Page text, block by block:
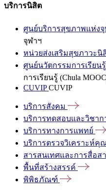
บริการนิสิต
ศูนย์บริการสุขภาพแห่งจุ
จุฬาฯ
หน่วยส่งเสริมสุขภาวะนิ
ศูนย์นวัตกรรมการเรียนรู้
การเรียนรู้ (Chula
CUVIPCUVIP
บริการสังคม
บริการทดสอบและวิชาก
บริการทางการแพทย์
บริการตรวจวิเคราะห์คุ
สารสนเทศและการสื่อส
พื้นที่สร้างสรรค์
พิพิธภัณฑ์